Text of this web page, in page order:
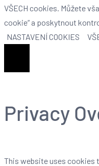
VŠECH cookies. Můžete
cookie“ a poskytnout
NASTAVENÍ COOKIES
Privacy
This website uses cookies